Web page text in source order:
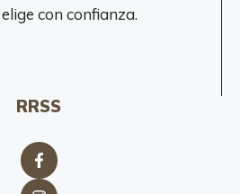
con confianza.
RRSS